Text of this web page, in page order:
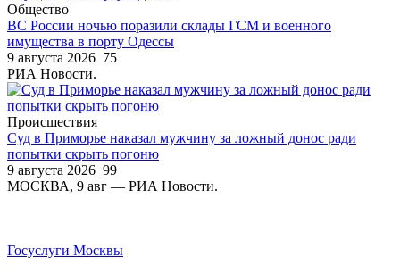
Общество
ВС России ночью поразили склады ГСМ и военного
имущества в порту Одессы
9 августа 2026 75
РИА Новости.
Происшествия
Суд в Приморье наказал мужчину за ложный донос ради
попытки скрыть погоню
9 августа 2026 99
МОСКВА, 9 авг — РИА Новости.
Госуслуги Москвы